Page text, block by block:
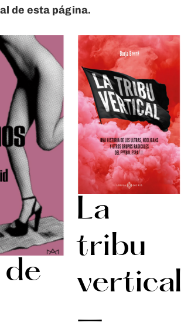
de esta página.
La
tribu
vertical